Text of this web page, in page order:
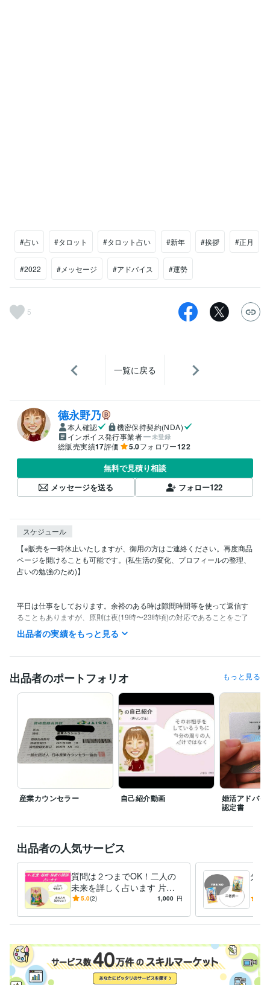
#占い #タロット #タロット占い #新年 #挨拶 #正月
#2022 #メッセージ #アドバイス #運勢
5
一覧に戻る
德永野乃
本人確認
機密保持契約(NDA)
インボイス発行事業者
未登録
総販売実績17評価 5.0フォロワー122
無料で見積り相談
メッセージを送る
フォロー122
スケジュール
【※販売を一時休止いたしますが、御用の方はご連絡ください。再度商品
ページを開けることも可能です。(私生活の変化、プロフィールの整理、
占いの勉強のため)】
平日は仕事をしております。余裕のある時は隙間時間等を使って返信す
ることもありますが、原則は夜(19時〜23時頃)の対応であることをご了
承頂けますと幸いです。
土日は予定により待機時間が異なりますが、購入やメッセージを受信次
す。
【商品紹介や注意事項等は、購入前に必ずお読みください】
取得年 : 2019年
3級ファイナンシャルプランニング技能士 取得年 : 2021年
婚活アドバイザー 取得年 : 2019年
産業カウンセラー 取得年 : 2021年
2級ファイナンシャルプランニング技能士
メンタルヘルスマネジメント検定(Ⅱ種・Ⅲ種) 取得年 : 2021年
日商簿記3級 取得年 : 2022年
オートデスク認定ユーザー(Auto CAD) 取得年 : 2023年
に関するお話の傾聴&助言
お仕事に関するお話の傾聴&助言
悩み相談 傾聴 チャット 話し相手
恋愛
占い タロット占いでもやもやした状況をクリアに
タロット占い チャット 自己分析 アドバイス
出品者の実績をもっと見る
出品者のポートフォリオ もっと見る
産業カウンセラー 自己紹介動画
婚活アドバイ
認定書
出品者の人気サービス
質問は２つまでOK！二人の
未来を詳しく占います 片思
い・交際中・既婚のあなた
なく
5.0(2) 1,000 円
タロ
《恋
りま